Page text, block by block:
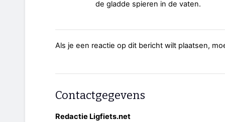
de gladde spieren in de vaten.
Als je een reactie op dit bericht wilt plaatsen,
Contactgegevens
Redactie Ligfiets.net